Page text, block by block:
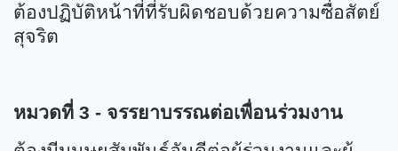
ต้องปฏิบัติหน้าที่ที่รับผิดชอบด้วยความซื่อสัตย์
สุจริต
หมวดที่ 3 - จรรยาบรรณต่อเพื่อนร่วมงาน